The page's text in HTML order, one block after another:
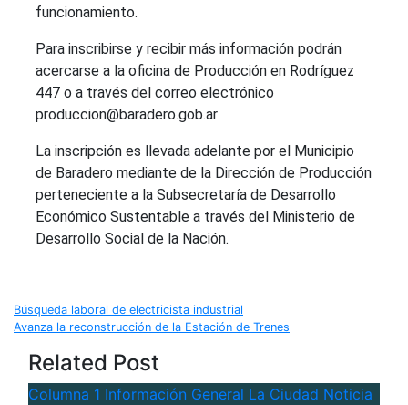
funcionamiento.
Para inscribirse y recibir más información podrán
acercarse a la oficina de Producción en Rodríguez
447 o a través del correo electrónico
produccion@baradero.gob.ar
La inscripción es llevada adelante por el Municipio
de Baradero mediante de la Dirección de Producción
perteneciente a la Subsecretaría de Desarrollo
Económico Sustentable a través del Ministerio de
Desarrollo Social de la Nación.
Navegación
de
entradas
Búsqueda laboral de electricista industrial
Avanza la reconstrucción de la Estación de Trenes
Related Post
Columna 1 Información General La Ciudad Noticia